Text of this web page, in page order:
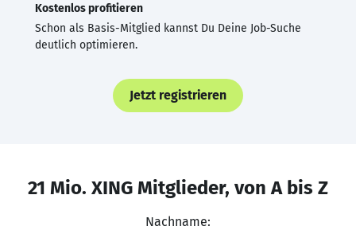
Kostenlos profitieren
Schon als Basis-Mitglied kannst Du Deine Job-Suche
deutlich optimieren.
Jetzt registrieren
21 Mio. XING Mitglieder, von A bis Z
Nachname: